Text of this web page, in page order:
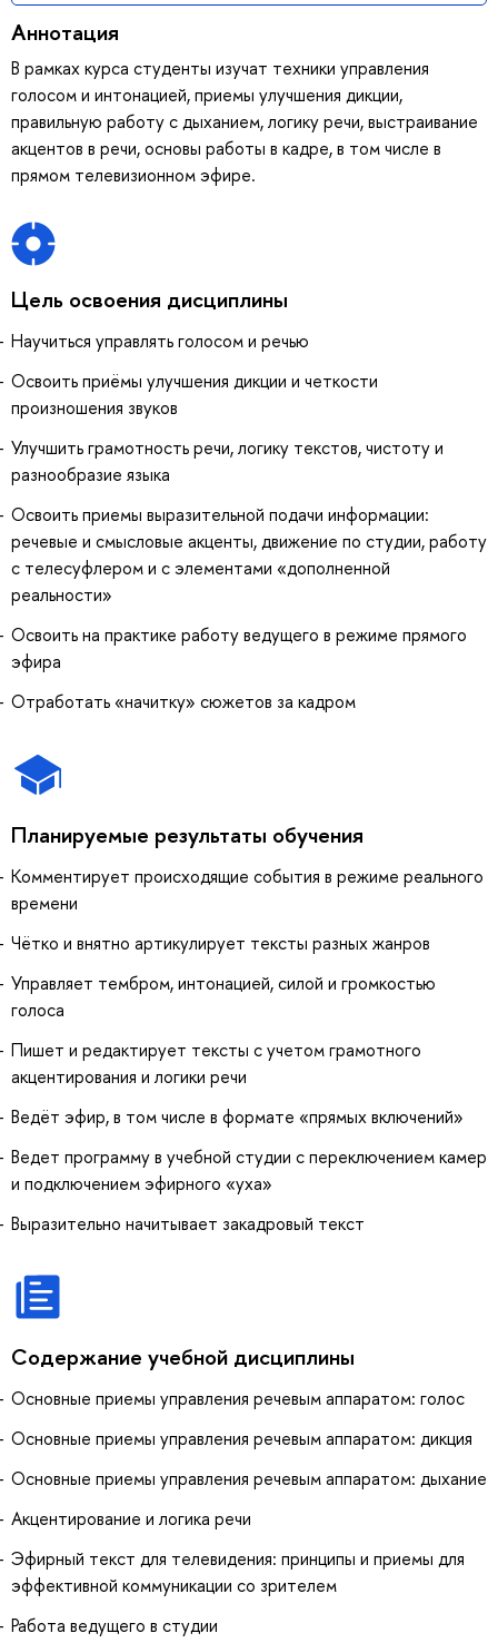
Аннотация
В рамках курса студенты изучат техники управления
голосом и интонацией, приемы улучшения дикции,
правильную работу с дыханием, логику речи, выстраивание
акцентов в речи, основы работы в кадре, в том числе в
прямом телевизионном эфире.
Цель освоения дисциплины
Научиться управлять голосом и речью
Освоить приёмы улучшения дикции и четкости
произношения звуков
Улучшить грамотность речи, логику текстов, чистоту и
разнообразие языка
Освоить приемы выразительной подачи информации:
речевые и смысловые акценты, движение по студии, работу
с телесуфлером и с элементами «дополненной
реальности»
Освоить на практике работу ведущего в режиме прямого
эфира
Отработать «начитку» сюжетов за кадром
Планируемые результаты обучения
Комментирует происходящие события в режиме реального
времени
Чётко и внятно артикулирует тексты разных жанров
Управляет тембром, интонацией, силой и громкостью
голоса
Пишет и редактирует тексты с учетом грамотного
акцентирования и логики речи
Ведёт эфир, в том числе в формате «прямых включений»
Ведет программу в учебной студии с переключением камер
и подключением эфирного «уха»
Выразительно начитывает закадровый текст
Содержание учебной дисциплины
Основные приемы управления речевым аппаратом: голос
Основные приемы управления речевым аппаратом: дикция
Основные приемы управления речевым аппаратом: дыхание
Акцентирование и логика речи
Эфирный текст для телевидения: принципы и приемы для
эффективной коммуникации со зрителем
Работа ведущего в студии